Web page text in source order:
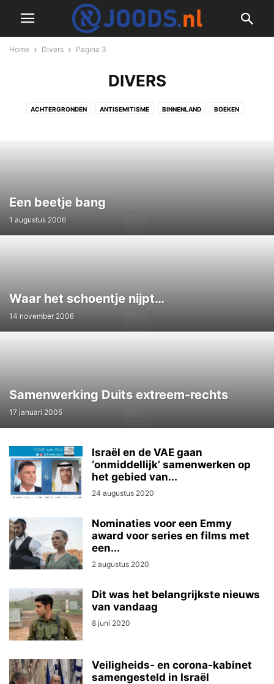
Home Divers Pagina 3
DIVERS
ACHTERGRONDEN ANTISEMITISME BINNENLAND BOEKEN
Een beetje bang
1 augustus 2006
Waar het schoentje nijpt…
14 november 2006
Samenwerking Duits extreem-rechts
17 januari 2005
Israël en de VAE gaan
‘onmiddellijk’ samenwerken op
het gebied van...
24 augustus 2020
Nominaties voor een Emmy
award voor series en films met
een...
2 augustus 2020
Dit was het belangrijkste nieuws
van vandaag
8 juni 2020
Veiligheids- en corona-kabinet
samengesteld in Israël